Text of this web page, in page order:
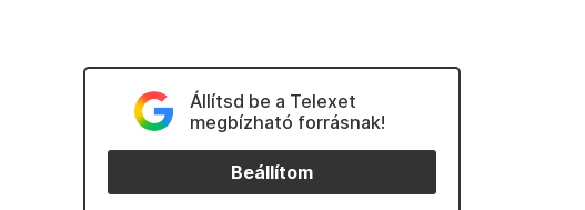
Állítsd be a Telexet
megbízható forrásnak!
Beállítom